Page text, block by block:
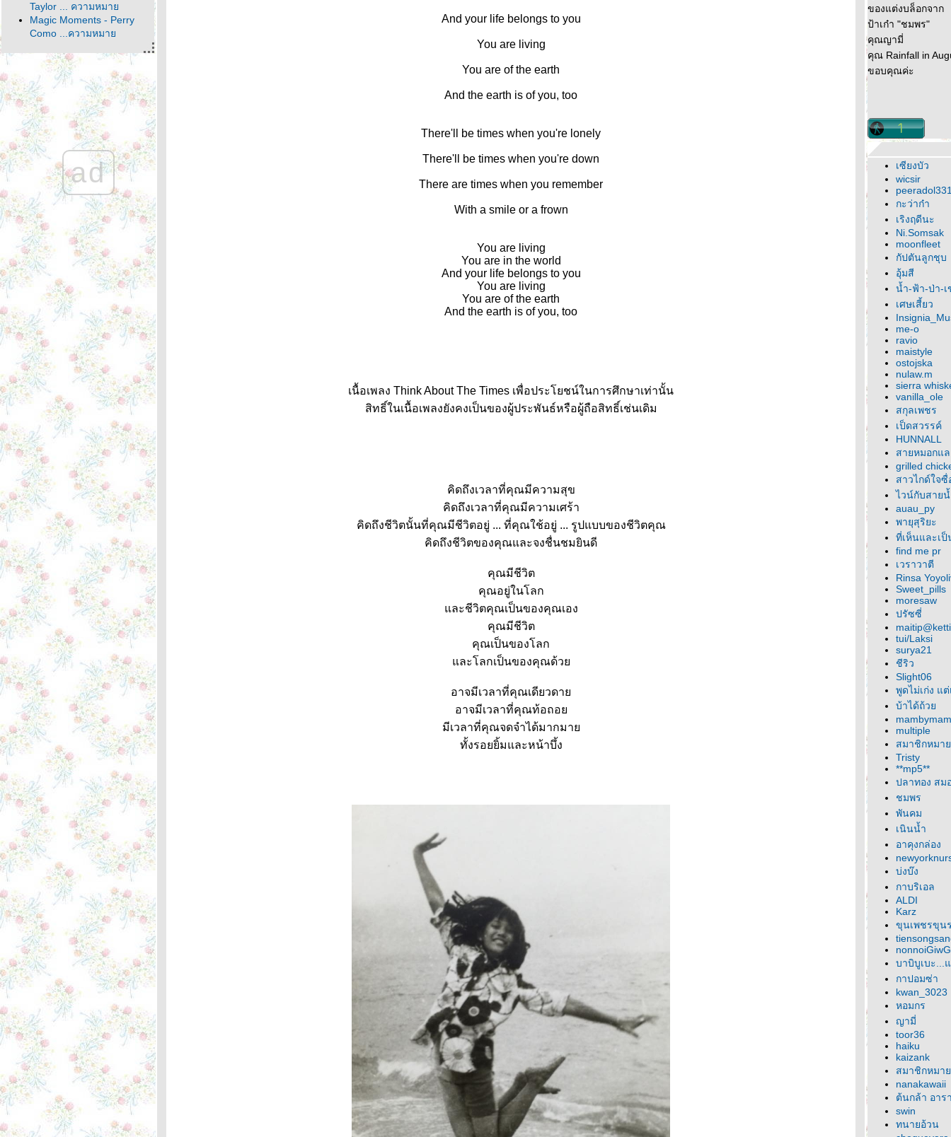
Taylor ... ความหมา
Magic Moments - Perry
Como ...ความหมา
Denver ... ตะพาบหลัก
กิโลเมตรที่ 363 คำตอบ
สุดท้า
It Comes and It Goes -
Dido ... ความหมา
Make the World Go Away -
Eddy Arnold ... ความหมา
Home - Michael Bublé ...
หลักกิโลเมตรที่ 362 ตัวละคร
ลึกลับ
I Don't Want To Talk About
It - Marit Larsen ... หลัก
กิโลเมตรที่ 361บล็อกแรกที่
เขียน
Help Me Make It Through
the Night - Kris
Kristofferson ... ความหมา
I'm On My Way - Cliff
Richard ... ความหมา
Rose Garden - Lynn
Anderson ... ความหมา
What Difference A Day
Makes - Rod Stewart ...
หลักกิโลเมตรที่ 360 สอง
มาตรฐาน
Reggae Ambassador -
Third World ... ความหมา
The Shadow of Your Smile
- Tony Bennett ... หลัก
กิโลเมตรที่ 359 "รอยยิ้มที่
ไม่มีวันลืม"
You Never Gave Up on Me
- Crystal Gayle ... หลัก
กิโลเมตรที่ 358 เขียนใหม่อีก
You're Only Lonely - J.D.
Souther ... ตะพาบหลัก
กิโลเมตรที่ 357
After All - Cher and Peter
Cetera ... ตะพาบหลัก
กิโลเมตรที่ 356
People Are Crazy - Billy
Currington ... ตะพาบ 355 "3
in 1"
The last farewell - Roger
Whittaker ... ความหมา
Hit the road Jack! - Ray
Charles ... ความหมา
Believe & If I Could Turn
Back Time - Cher ... หลัก
กิโลเมตรที่ 354
Tequila Sunrise - Eagles ...
ตะพาบ หลักกิโลเมตรที่ 353
Peace Train - Cat Stevens
... ตะพาบหลักกิโลเมตรที่
352
Just the Way You Are - Billy
Joel ... ความหมา
The Load Out / Stay -
Jackson Browne /
Rosemary Butler, Lindley ...
ความหมา
When You Love Someone -
Bryan Adams ... ตะภาพหลัก
กิโลเมตรที่ 351 ตัวประหลาด
The Fairest of the Seasons
- Nico ... ความหมา
This I Promise You -
NSYNC ... ตะพาบหลัก
กิโลเมตรที่ 350
What I Did For Love - Josh
Groban ... ความหมา
Oh, Pretty Woman - Roy
Orbison ... ความหมา
I Will Whisper Your Name -
Michael Johnson ... ตะพาบ
หลักกิโลเมตรที่ 349
Maggie May - Rod Stewart
... ความหมา
ad
And your life belongs to you
You are living
You are of the earth
And the earth is of you, too
There'll be times when you're lonely
There'll be times when you're down
There are times when you remember
With a smile or a frown
You are living
You are in the world
And your life belongs to you
You are living
You are of the earth
And the earth is of you, too
เนื้อเพลง Think About The Times เพื่อประโยชน์ในการศึกษาเท่านั้น
สิทธิ์ในเนื้อเพลงยังคงเป็นของผู้ประพันธ์หรือผู้ถือสิทธิ์เช่นเดิม
คิดถึงเวลาที่คุณมีความสุข
คิดถึงเวลาที่คุณมีความเศร้า
คิดถึงชีวิตนั้นที่คุณมีชีวิตอยู่ ... ที่คุณใช้อยู่ ... รูปแบบของชีวิตคุณ
คิดถึงชีวิตของคุณและจงชื่นชมยินดี
คุณมีชีวิต
คุณอยู่ในโลก
ละชีวิตคุณเป็นของคุณเอง
คุณมีชีวิต
คุณเป็นของโลก
ละโลกเป็นของคุณด้ว
อาจมีเวลาที่คุณเดียวดา
อาจมีเวลาที่คุณท้อถอ
มีเวลาที่คุณจดจำได้มากมา
ทั้งรอยยิ้มและหน้าบึ้ง
ของแต่งบล็อกจาก
ป้าเก๋า "ชมพร"
คุณญามี่
คุณ Rainfall in
ขอบคุณค่ะ
เซียงบัว
wicsir
กะว่าก๋า
เริงฤดีนะ
Ni.Somsak
moonfleet
กัปตันลูกชุบ
อุ้มสี
น้ำ-ฟ้า-ป่า-เ
เศษเสี้ยว
me-o
ravio
maistyle
ostojska
nulaw.m
sierra
vanilla_ole
สกุลเพชร
เป็ดสวรรค์
HUNNALL
สายหมอกแ
grilled
สาวไกด์ใจซื่
ไวน์กับสาย
auau_py
พายุสุริยะ
ที่เห็นและเป็
find me pr
เวราวาตี
Rinsa
Sweet_pills
moresaw
ปรัซซี่
tui/Laksi
surya21
ชีริว
Slight06
พูดไม่เก่ง แ
บ้าได้ถ้ว
mambymam
multiple
สมาชิกหมา
Tristy
**mp5**
ปลาทอง ส
ชมพร
พันคม
เนินน้ำ
อาคุงกล่อง
บ่งบ๊ง
กาบริเอล
ALDI
Karz
ขุนเพชรขุน
บาบิบูเบะ...
กาปอมซ่า
kwan_3023
หอมกร
ญามี่
toor36
haiku
kaizank
สมาชิกหมา
nanakawaii
ต้นกล้า อาร
swin
ทนายอ้วน